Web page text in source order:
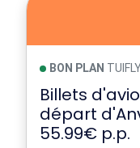
BON PLAN
Billets
départ
55.99€ p.p.